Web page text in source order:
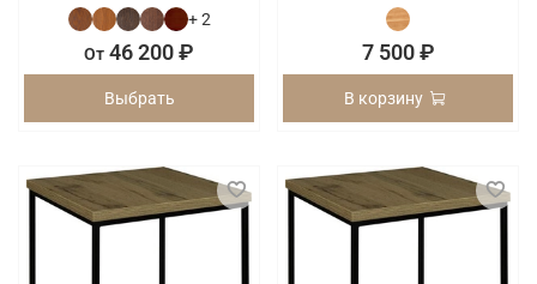
+ 2
От 46 200 ₽
Выбрать
7 500 ₽
В корзину